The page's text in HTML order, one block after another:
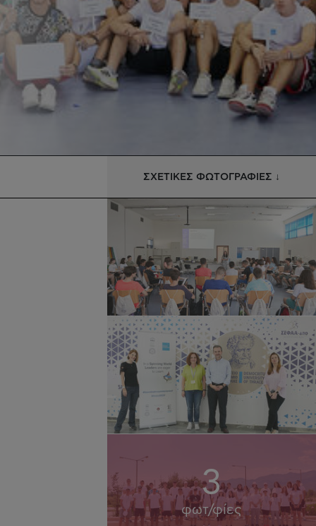
ΣΧΕΤΙΚΕΣ ΦΩΤΟΓΡΑΦΙΕΣ ↓
3
φωτ/φίες